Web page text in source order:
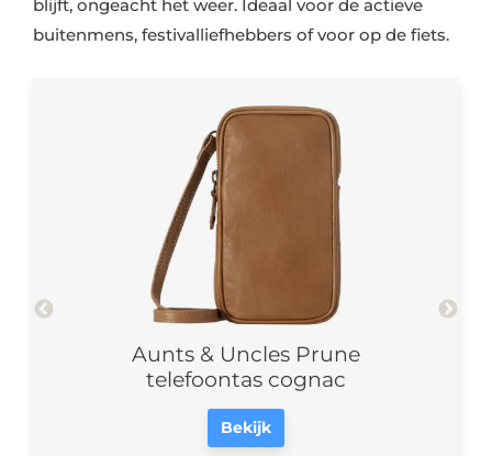
blijft, ongeacht het weer. Ideaal voor de actieve
buitenmens, festivalliefhebbers of voor op de fiets.
Aunts & Uncles Prune
telefoontas cognac
Bekijk